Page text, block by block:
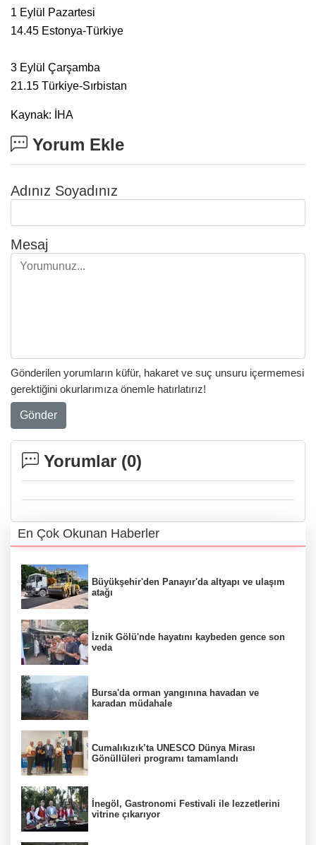
1 Eylül Pazartesi
14.45 Estonya-Türkiye
3 Eylül Çarşamba
21.15 Türkiye-Sırbistan
Kaynak: İHA
Yorum Ekle
Adınız Soyadınız
Mesaj
Gönderilen yorumların küfür, hakaret ve suç unsuru içermemesi
gerektiğini okurlarımıza önemle hatırlatırız!
Gönder
Yorumlar (0)
En Çok Okunan Haberler
Büyükşehir'den Panayır'da altyapı ve ulaşım
atağı
İznik Gölü'nde hayatını kaybeden gence son
veda
Bursa'da orman yangınına havadan ve
karadan müdahale
Cumalıkızık’ta UNESCO Dünya Mirası
Gönüllüleri programı tamamlandı
İnegöl, Gastronomi Festivali ile lezzetlerini
vitrine çıkarıyor